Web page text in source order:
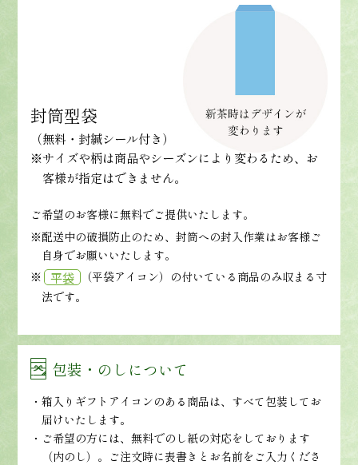
封筒型袋
（無料・封緘シール付き）
※サイズや柄は商品やシーズンにより変わるため、お
客様が指定はできません。
ご希望のお客様に無料でご提供いたします。
※配送中の破損防止のため、封筒への封入作業はお客様ご
自身でお願いいたします。
※
平袋
（平袋アイコン）の付いている商品のみ収まる寸
法です。
包装・のしについて
箱入りギフトアイコンのある商品は、すべて包装してお
届けいたします。
ご希望の方には、無料でのし紙の対応をしております
（内のし）。ご注文時に表書きとお名前をご入力くださ